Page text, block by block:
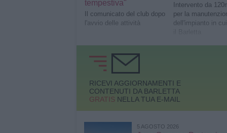
tempestiva"
Il comunicato del club dopo
l'avvio delle attività
Intervento da
per la
dell'impianto in
RICEVI AGGIORNAMENTI E
CONTENUTI DA BARLETTA
GRATIS NELLA TUA E-MAIL
5 AGOSTO 2026